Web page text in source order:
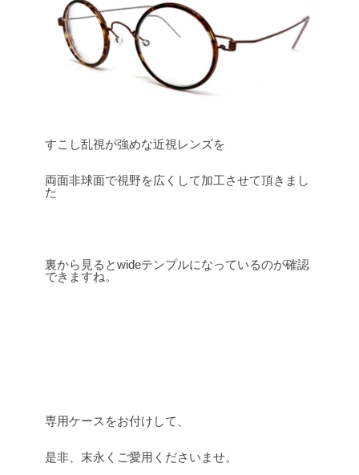
すこし乱視が強めな近視レンズを
両面非球面で視野を広くして加工させて頂きまし
た
裏から見るとwideテンプルになっているのが確認
できますね。
専用ケースをお付けして、
是非、末永くご愛用くださいませ。